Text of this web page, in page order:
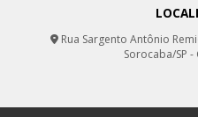
Rua Sargento Antônio
Sorocaba/SP -